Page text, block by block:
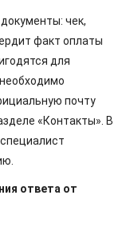
чек,
факт оплаты
для
почту
«Контакты». В
ответа от